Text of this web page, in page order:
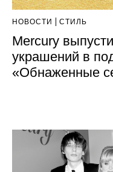
НОВОСТИ СТИЛЬ
Mercury
украшений в
«Обнаженные